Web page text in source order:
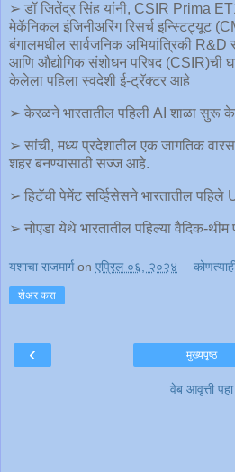
➢ डॉ जितेंद्र सिंह यांनी, CSIR Prima
मेकॅनिकल इंजिनीअरिंग रिसर्च इन्स्टिट्यूट
बंगालमधील सार्वजनिक अभियांत्रिकी R&D
आणि औद्योगिक संशोधन परिषद (CSIR)ची
केलेला पहिला स्वदेशी ई-ट्रॅक्टर आहे
➢ केरळने भारतातील पहिली AI शाळा सुरू
➢ सांची, मध्य प्रदेशातील एक जागतिक
शहर बनण्यासाठी सज्ज आहे.
➢ हिटॅची पेमेंट सर्व्हिसेसने भारतातील
➢ नोएडा येथे भारतातील पहिल्या वैदिक-
यशाचा राजमार्ग on एप्रिल ०६, २०२४
शेअर करा
‹ मुख्यपृष्ठ
वेब आवृत्ती पहा